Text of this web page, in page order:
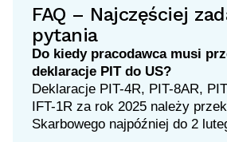
FAQ – Najczęściej
pytania
Do kiedy pracodawca musi
deklaracje PIT do US?
Deklaracje PIT-4R, PIT-8AR,
IFT-1R za rok 2025 należy
Skarbowego najpóźniej do 2